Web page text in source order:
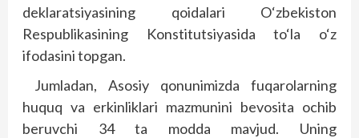
deklaratsiyasining qoidalari O‘zbekiston
Respublikasining Konstitutsiyasida to‘la o‘z
ifodasini topgan.
Jumladan, Asosiy qonunimizda fuqarolarning
huquq va erkinliklari mazmunini bevosita ochib
beruvchi 34 ta modda mavjud. Uning